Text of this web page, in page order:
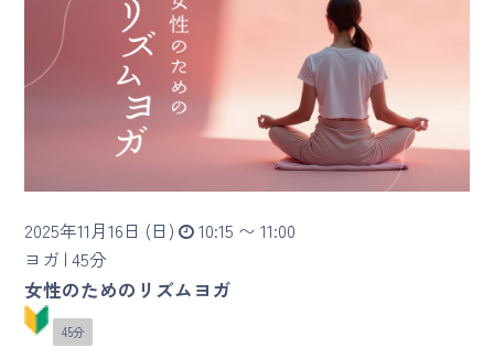
インストラクター一覧
FAQ / お問い合わせ
yoggy store
yoggy mommy
マイページ
2025年11月16日 (日)
10:15 〜 11:00
ヨガ | 45分
女性のためのリズムヨガ
45分